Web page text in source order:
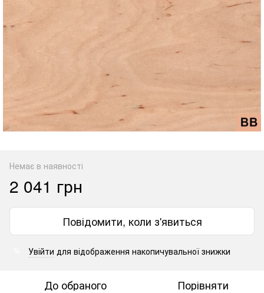
Немає в наявності
2 041 грн
Повідомити, коли з'явиться
Увійти для відображення накопичувальної знижки
До обраного Порівняти